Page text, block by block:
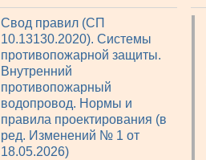
Свод правил (СП
10.13130.2020). Системы
противопожарной защиты.
Внутренний
противопожарный
водопровод. Нормы и
правила проектирования (в
ред. Изменений № 1 от
18.05.2026)